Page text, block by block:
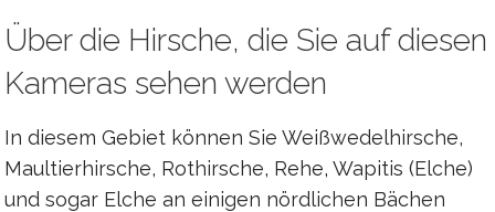
Über die Hirsche, die Sie auf diesen
Kameras sehen werden
In diesem Gebiet können Sie Weißwedelhirsche,
Maultierhirsche, Rothirsche, Rehe, Wapitis (Elche)
und sogar Elche an einigen nördlichen Bächen